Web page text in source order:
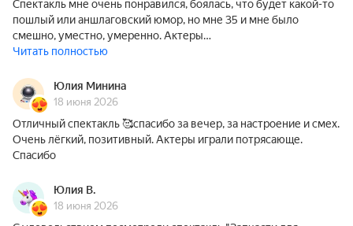
Спектакль мне очень понравился, боялась, что будет какой-то
пошлый или аншлаговский юмор, но мне 35 и мне было
смешно, уместно, умеренно. Актеры…
Читать полностью
Юлия Минина
18 июня 2026
Отличный спектакль 🥰спасибо за вечер, за настроение и смех.
Очень лёгкий, позитивный. Актеры играли потрясающе.
Спасибо
Юлия В.
18 июня 2026